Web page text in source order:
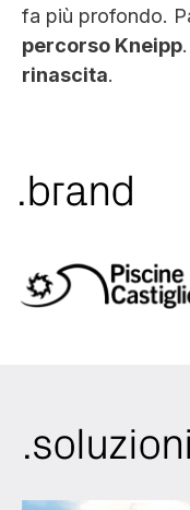
fa più profondo.
percorso Kneipp
rinascita.
.brand
.soluzioni